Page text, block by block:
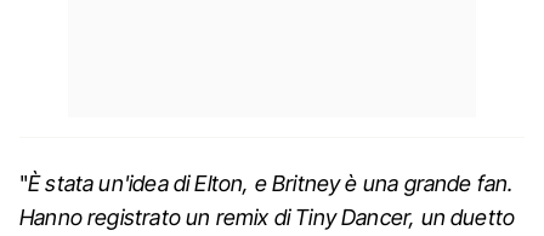
"È stata un'idea di Elton, e Britney è una grande fan.
Hanno registrato un remix di Tiny Dancer, un duetto